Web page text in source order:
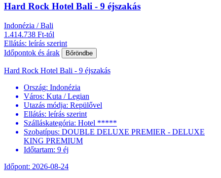
Hard Rock Hotel Bali - 9 éjszakás
Indonézia / Bali
1.414.738 Ft-tól
Ellátás: leírás szerint
Időpontok és árak
Bőröndbe
Hard Rock Hotel Bali - 9 éjszakás
Ország: Indonézia
Város: Kuta / Legian
Utazás módja: Repülővel
Ellátás: leírás szerint
Szálláskategória: Hotel *****
Szobatípus: DOUBLE DELUXE PREMIER - DELUXE
KING PREMIUM
Időtartam: 9 éj
Időpont: 2026-08-24